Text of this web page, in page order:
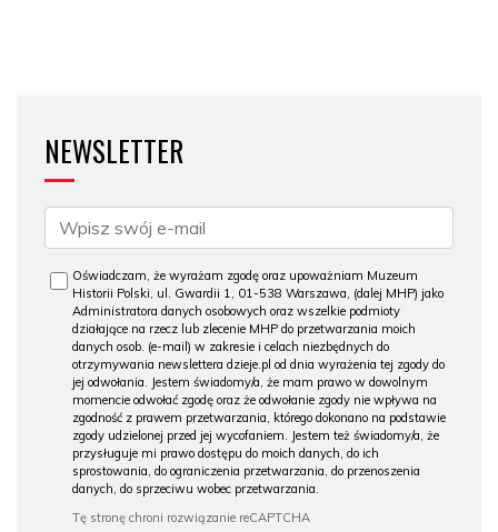
NEWSLETTER
Oświadczam, że wyrażam zgodę oraz upoważniam Muzeum
Historii Polski, ul. Gwardii 1, 01-538 Warszawa, (dalej MHP) jako
Administratora danych osobowych oraz wszelkie podmioty
działające na rzecz lub zlecenie MHP do przetwarzania moich
danych osob. (e-mail) w zakresie i celach niezbędnych do
otrzymywania newslettera dzieje.pl od dnia wyrażenia tej zgody do
jej odwołania. Jestem świadomy/a, że mam prawo w dowolnym
momencie odwołać zgodę oraz że odwołanie zgody nie wpływa na
zgodność z prawem przetwarzania, którego dokonano na podstawie
zgody udzielonej przed jej wycofaniem. Jestem też świadomy/a, że
przysługuje mi prawo dostępu do moich danych, do ich
sprostowania, do ograniczenia przetwarzania, do przenoszenia
danych, do sprzeciwu wobec przetwarzania.